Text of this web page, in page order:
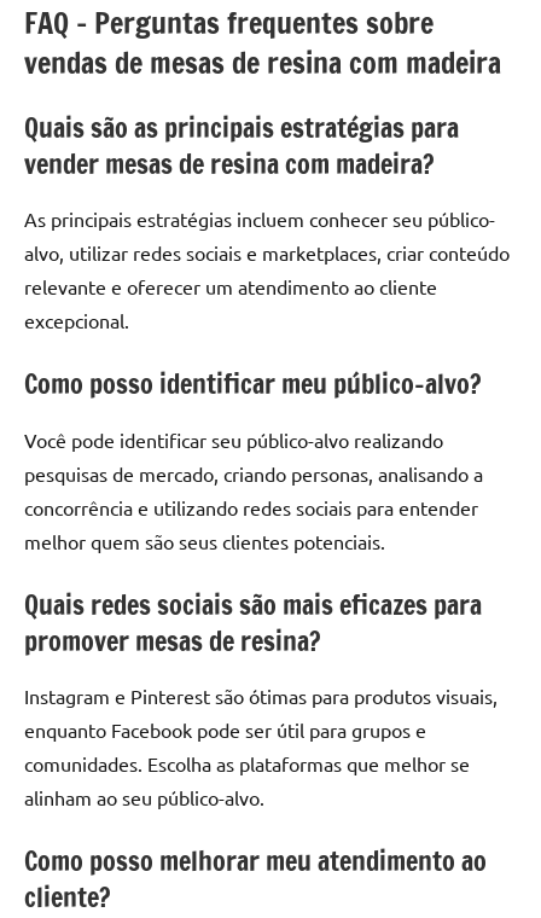
FAQ – Perguntas frequentes sobre
vendas de mesas de resina com madeira
Quais são as principais estratégias para
vender mesas de resina com madeira?
As principais estratégias incluem conhecer seu público-
alvo, utilizar redes sociais e marketplaces, criar conteúdo
relevante e oferecer um atendimento ao cliente
excepcional.
Como posso identificar meu público-alvo?
Você pode identificar seu público-alvo realizando
pesquisas de mercado, criando personas, analisando a
concorrência e utilizando redes sociais para entender
melhor quem são seus clientes potenciais.
Quais redes sociais são mais eficazes para
promover mesas de resina?
Instagram e Pinterest são ótimas para produtos visuais,
enquanto Facebook pode ser útil para grupos e
comunidades. Escolha as plataformas que melhor se
alinham ao seu público-alvo.
Como posso melhorar meu atendimento ao
cliente?